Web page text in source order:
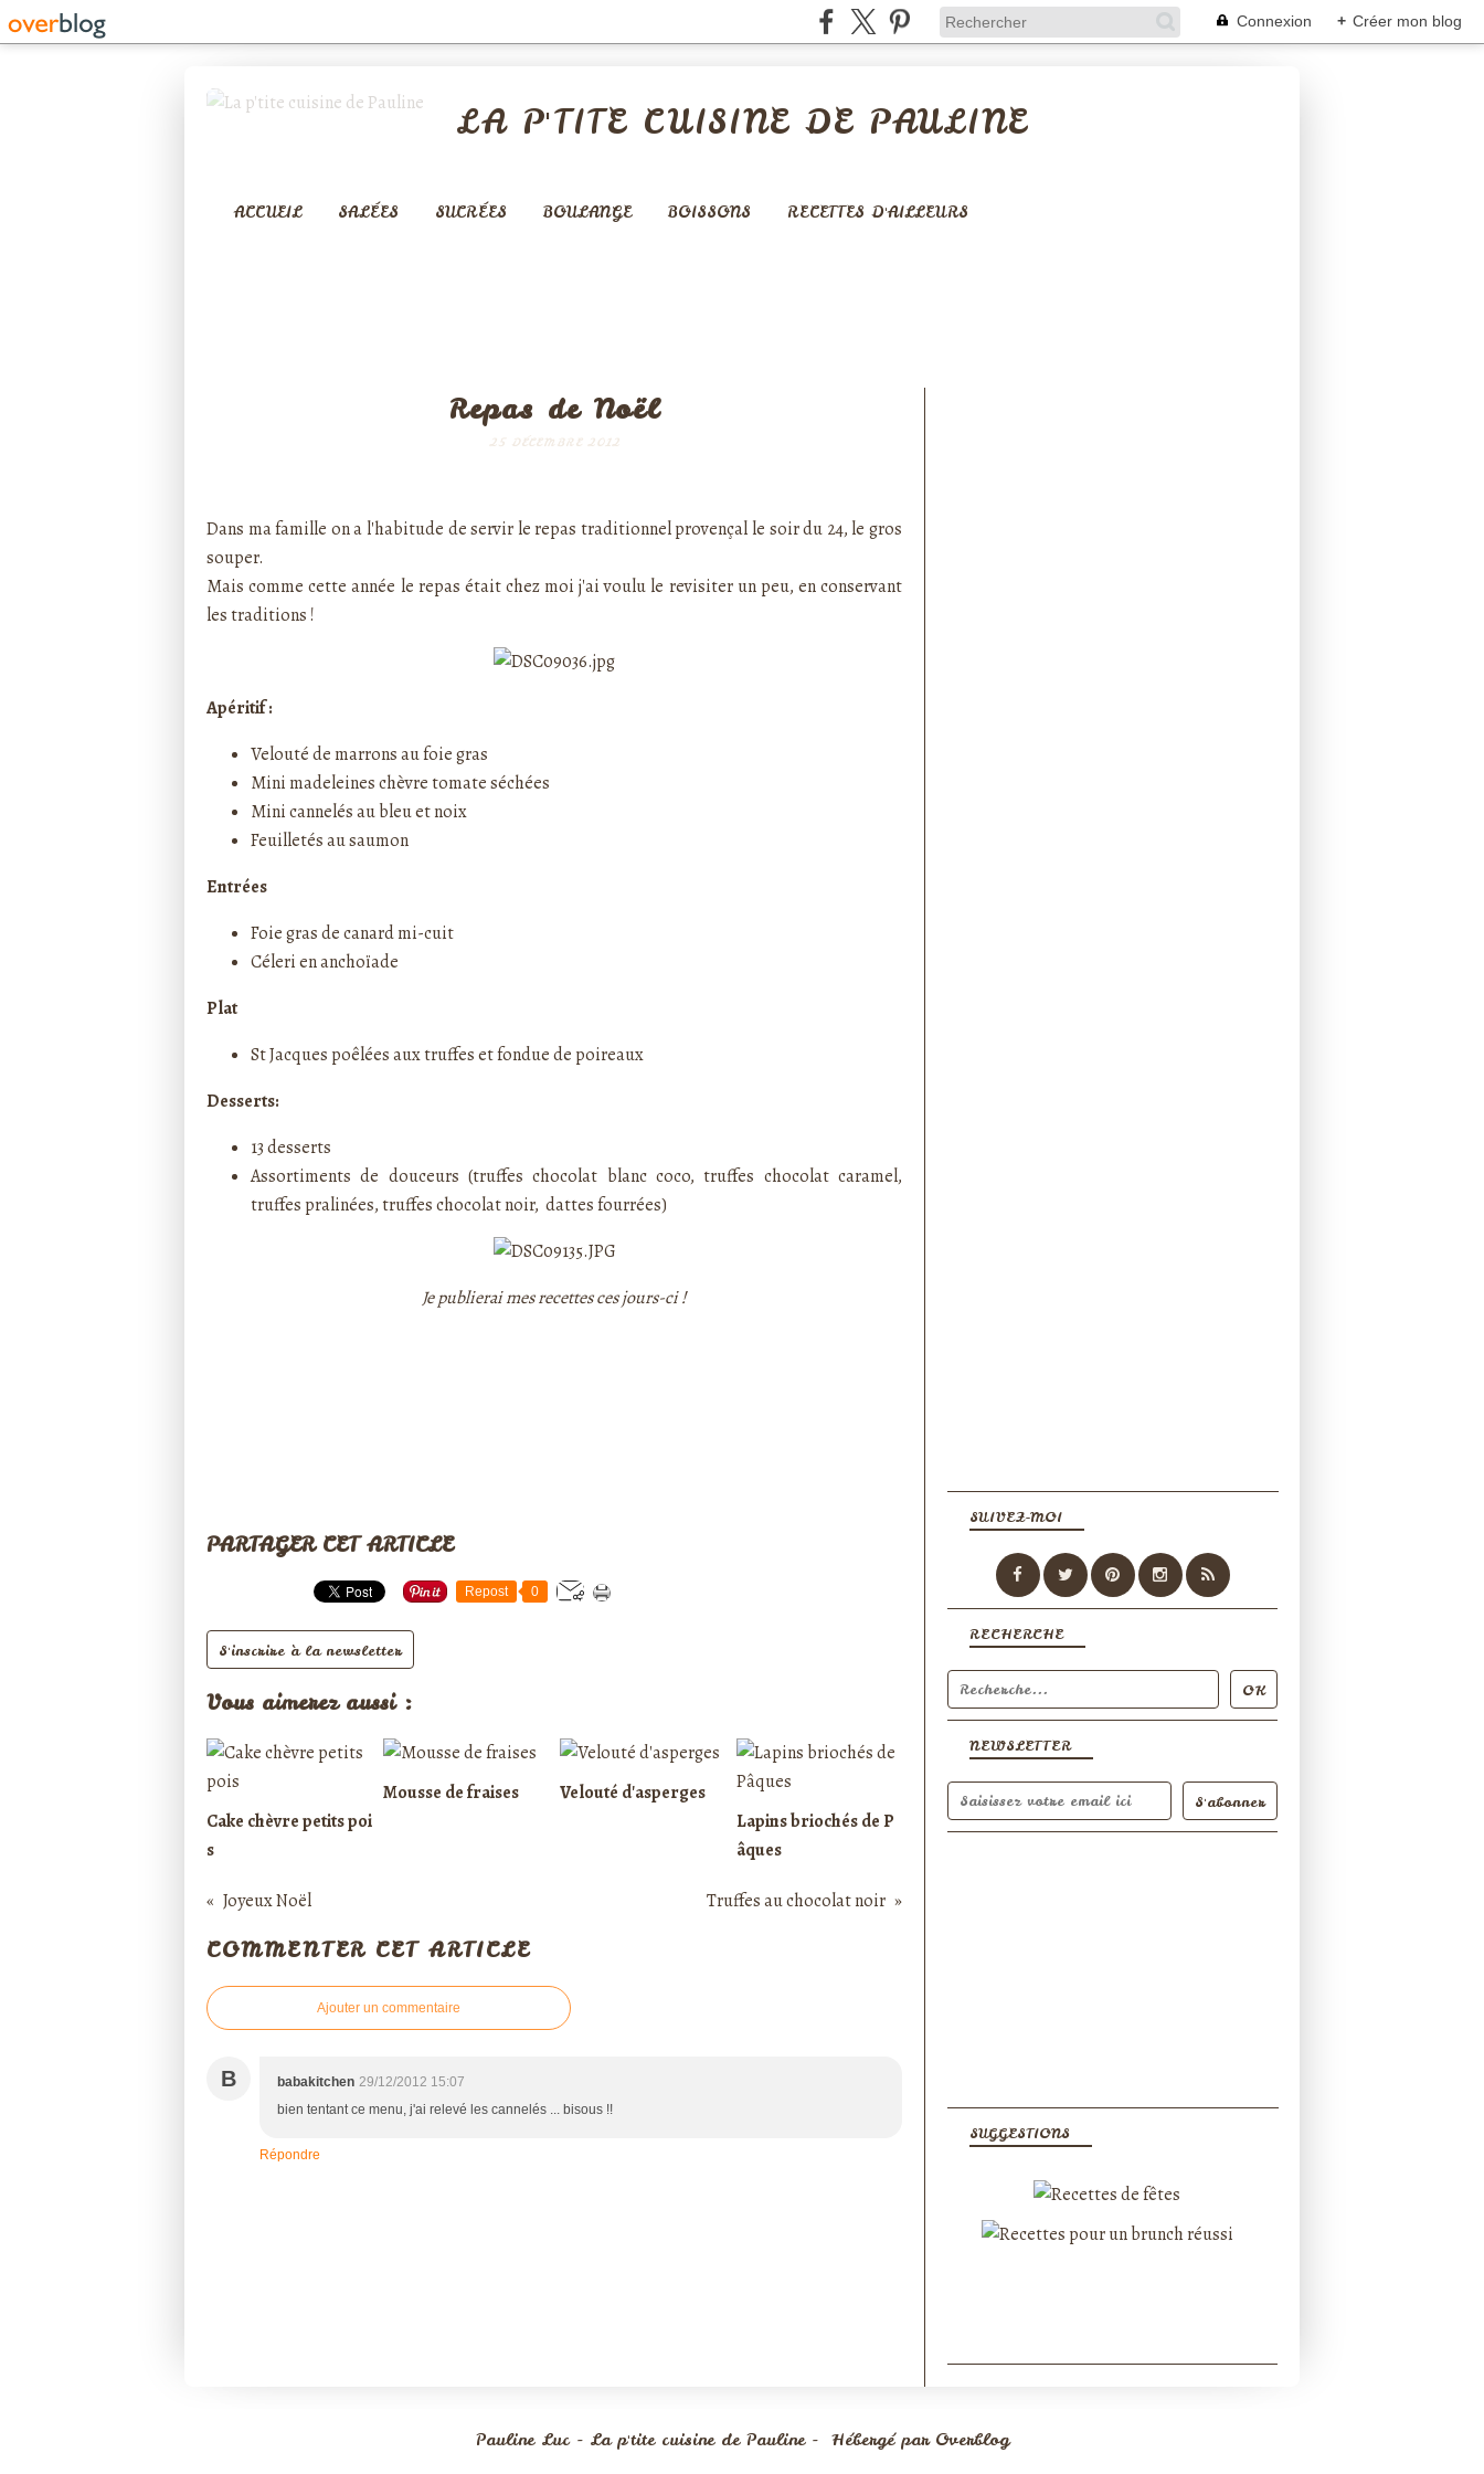
Connexion + Créer mon blog
LA P'TITE CUISINE DE PAULINE
ACCUEIL SALÉES SUCRÉES BOULANGE BOISSONS RECETTES D'AILLEURS
Repas de Noël
25 DÉCEMBRE 2012
Dans ma famille on a l'habitude de servir le repas traditionnel provençal le soir du 24, le gros
souper.
Mais comme cette année le repas était chez moi j'ai voulu le revisiter un peu, en conservant
les traditions !
Apéritif :
Velouté de marrons au foie gras
Mini madeleines chèvre tomate séchées
Mini cannelés au bleu et noix
Feuilletés au saumon
Entrées
Foie gras de canard mi-cuit
Céleri en anchoïade
Plat
St Jacques poêlées aux truffes et fondue de poireaux
Desserts:
13 desserts
Assortiments de douceurs (truffes chocolat blanc coco,truffes chocolat caramel,
truffes pralinées,truffes chocolat noir, dattes fourrées)
Je publierai mes recettes ces jours-ci !
PARTAGER CET ARTICLE
Repost 0
S'inscrire à la newsletter
Vous aimerez aussi :
Cake chèvre petits poi
s
Mousse de fraises
Velouté d'asperges
Lapins briochés de P
âques
Joyeux Noël Truffes au chocolat noir
COMMENTER CET ARTICLE
Ajouter un commentaire
B babakitchen 29/12/2012 15:07
bien tentant ce menu, j'ai relevé les cannelés ... bisous !!
Répondre
NEWSLETTER
SUIVEZ-MOI
RECHERCHE
SUGGESTIONS
Pauline Luc - La p'tite cuisine de Pauline - Hébergé par Overblog